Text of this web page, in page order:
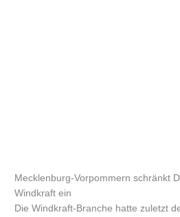
Mecklenburg-Vorpommern schränkt
Windkraft ein
Die Windkraft-Branche hatte zuletzt